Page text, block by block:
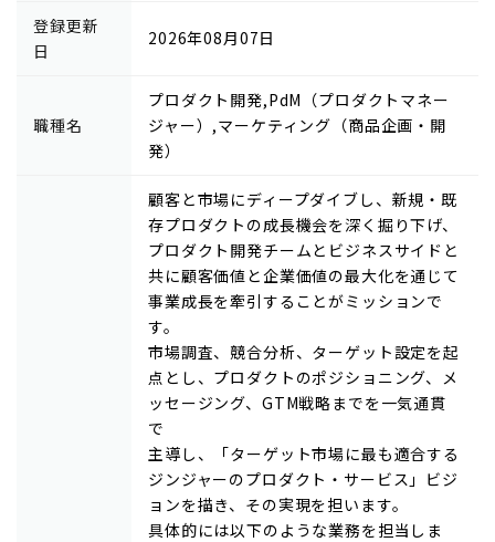
登録更新
日
2026年08月07日
職種名
プロダクト開発,PdM（プロダクトマネー
ジャー）,マーケティング（商品企画・開
発）
顧客と市場にディープダイブし、新規・既
存プロダクトの成長機会を深く掘り下げ、
プロダクト開発チームとビジネスサイドと
共に顧客価値と企業価値の最大化を通じて
事業成長を牽引することがミッションで
す。
市場調査、競合分析、ターゲット設定を起
点とし、プロダクトのポジショニング、メ
ッセージング、GTM戦略までを一気通貫
で
主導し、「ターゲット市場に最も適合する
ジンジャーのプロダクト・サービス」ビジ
ョンを描き、その実現を担います。
具体的には以下のような業務を担当しま